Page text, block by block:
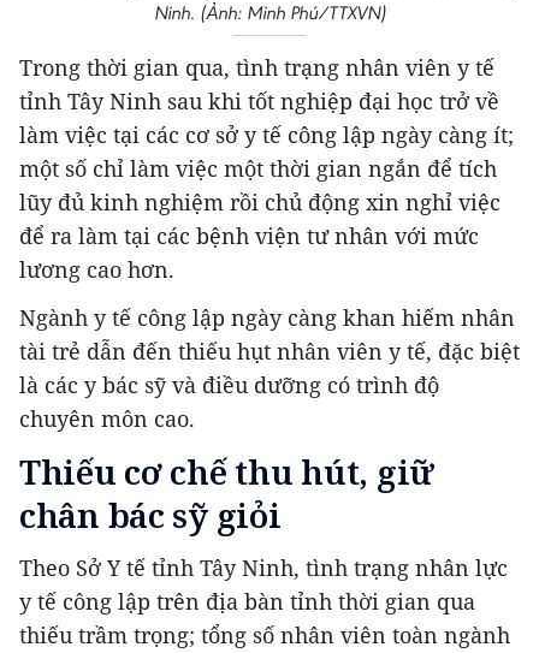
Ninh. (Ảnh: Minh Phú/TTXVN)
Trong thời gian qua, tình trạng nhân viên y tế
tỉnh Tây Ninh sau khi tốt nghiệp đại học trở về
làm việc tại các cơ sở y tế công lập ngày càng ít;
một số chỉ làm việc một thời gian ngắn để tích
lũy đủ kinh nghiệm rồi chủ động xin nghỉ việc
để ra làm tại các bệnh viện tư nhân với mức
lương cao hơn.
Ngành y tế công lập ngày càng khan hiếm nhân
tài trẻ dẫn đến thiếu hụt nhân viên y tế, đặc biệt
là các y bác sỹ và điều dưỡng có trình độ
chuyên môn cao.
Thiếu cơ chế thu hút, giữ
chân bác sỹ giỏi
Theo Sở Y tế tỉnh Tây Ninh, tình trạng nhân lực
y tế công lập trên địa bàn tỉnh thời gian qua
thiếu trầm trọng; tổng số nhân viên toàn ngành